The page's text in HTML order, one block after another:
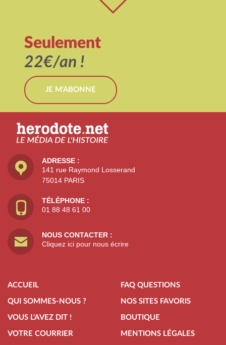
Seulement
22€/an !
JE M'ABONNE
ADRESSE :
141 rue Raymond Losserand
75014 PARIS
TÉLÉPHONE :
01 88 48 61 00
NOUS CONTACTER :
Cliquez ici pour nous écrire
ACCUEIL
QUI SOMMES-NOUS ?
VOUS L'AVEZ DIT !
VOTRE COURRIER
FAQ QUESTIONS
NOS SITES FAVORIS
BOUTIQUE
MENTIONS LÉGALES